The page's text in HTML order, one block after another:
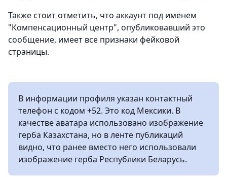
Также стоит отметить, что аккаунт под именем
"Компенсационный центр", опубликовавший это
сообщение, имеет все признаки фейковой
страницы.
В информации профиля указан контактный
телефон с кодом +52. Это код Мексики. В
качестве аватара использовано изображение
герба Казахстана, но в ленте публикаций
видно, что ранее вместо него использовали
изображение герба Республики Беларусь.